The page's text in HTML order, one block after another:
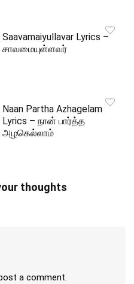
Saavamaiyullavar Lyrics –
சாவமையுள்ளவர்
Naan Partha Azhagelam
Lyrics – நான் பார்த்த
அழகெல்லாம்
thoughts
a comment.